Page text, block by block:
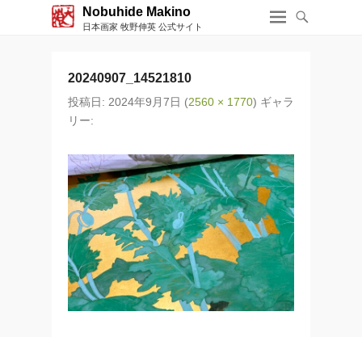
Nobuhide Makino
日本画家 牧野伸英 公式サイト
20240907_14521810
投稿日: 2024年9月7日 (2560 × 1770) ギャラ
リー: